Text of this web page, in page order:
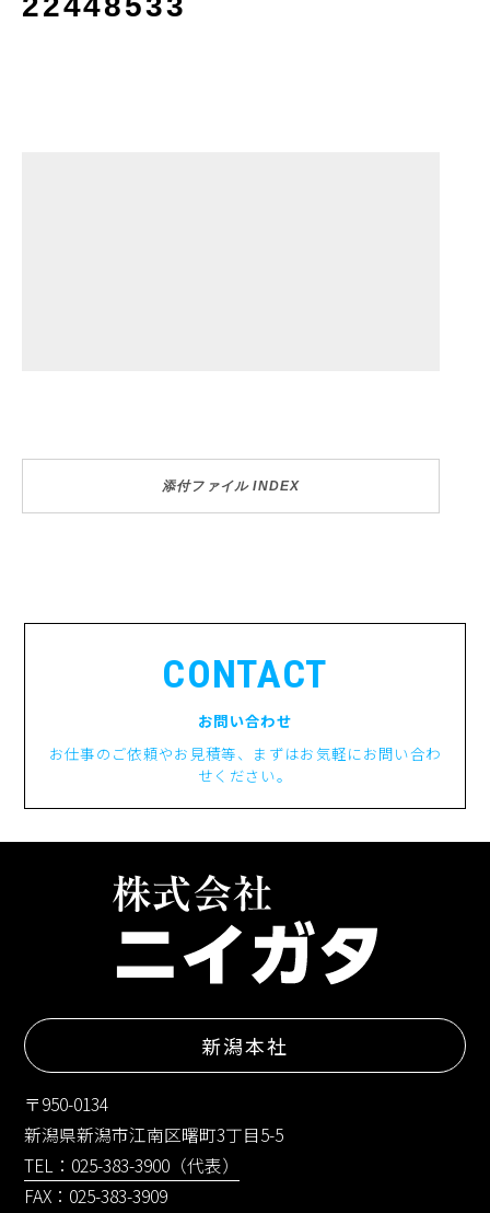
添付ファイル INDEX
CONTACT
お問い合わせ
お仕事のご依頼やお見積等、まずはお気軽にお問い合わ
せください。
新潟本社
〒950-0134
新潟県新潟市江南区曙町3丁目5-5
TEL：025-383-3900（代表）
FAX：025-383-3909